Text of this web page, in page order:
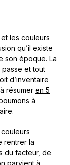
les couleurs
qu’il existe
son époque. La
passe et tout
d’inventaire
résumer en 5
à
couleurs
rentrer la
du facteur, de
parvient à